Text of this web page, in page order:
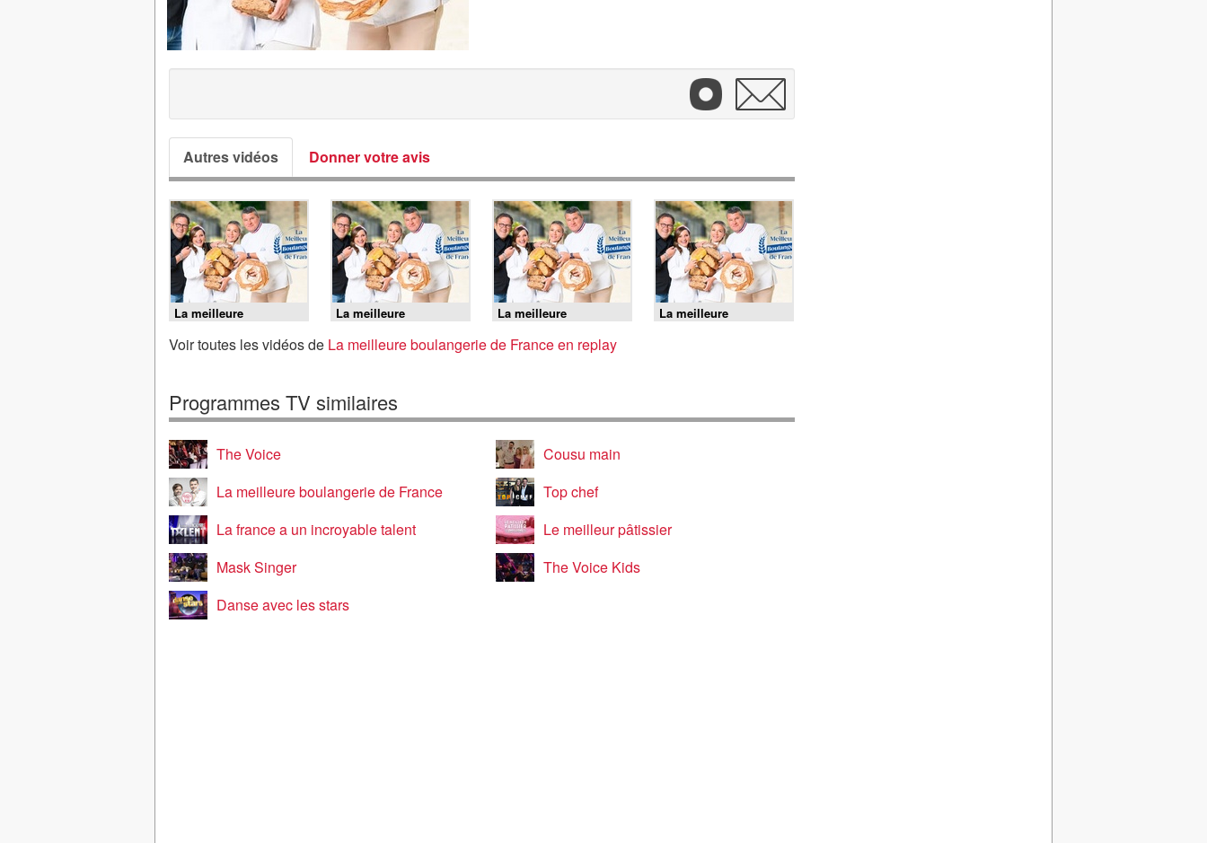
Autres vidéos Donner votre avis
La meilleure
boulangerie de France
- J5 : Semaine finale
La meilleure
boulangerie de France
- J4 : Semaine finale
La meilleure
boulangerie de France
- J3 : Semaine finale
La meilleure
boulangerie de France
Voir toutes les vidéos de La meilleure boulangerie de France en replay
Programmes TV similaires
The Voice
Cousu main
La meilleure boulangerie de France
Top chef
La france a un incroyable talent
Le meilleur pâtissier
Mask Singer
The Voice Kids
Danse avec les stars